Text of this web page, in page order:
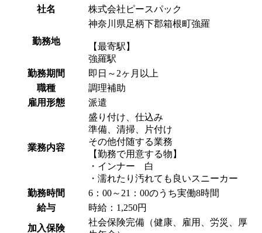
社名 株式会社ピースパック
勤務地
神奈川県足柄下郡箱根町強羅
【最寄駅】
強羅駅
勤務期間
即日～2ヶ月以上
職種
調理補助
雇用形態
派遣
業務内容
盛り付け、仕込み
準備、清掃、片付け
その他付随する業務
【勤務で用意する物】
・インナー 白
・濡れたり汚れても良いスニーカー
勤務時間
6：00～21：00のうち実働8時間
給与
時給：1,250円
加入保険
社会保険完備（健康、雇用、労災、厚